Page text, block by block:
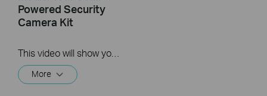
Powered Security
Camera Kit
More